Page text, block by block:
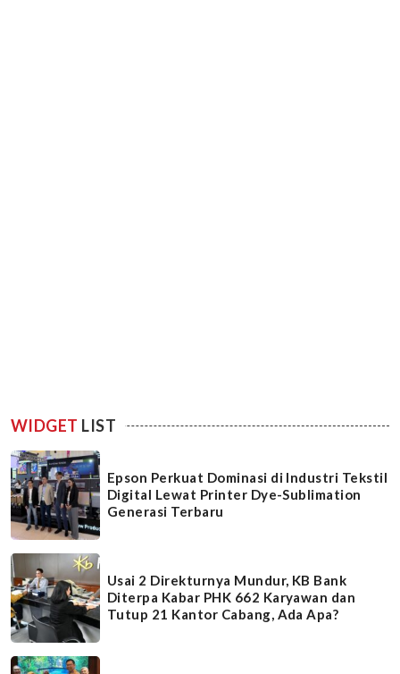
WIDGET LIST
Epson Perkuat Dominasi di Industri Tekstil
Digital Lewat Printer Dye-Sublimation
Generasi Terbaru
Usai 2 Direkturnya Mundur, KB Bank
Diterpa Kabar PHK 662 Karyawan dan
Tutup 21 Kantor Cabang, Ada Apa?